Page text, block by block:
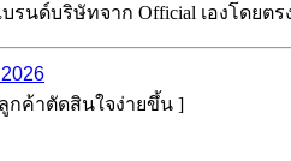
ด์บริษัทจาก Official เองโดยตรง
กค้าตัดสินใจง่ายขึ้น ]